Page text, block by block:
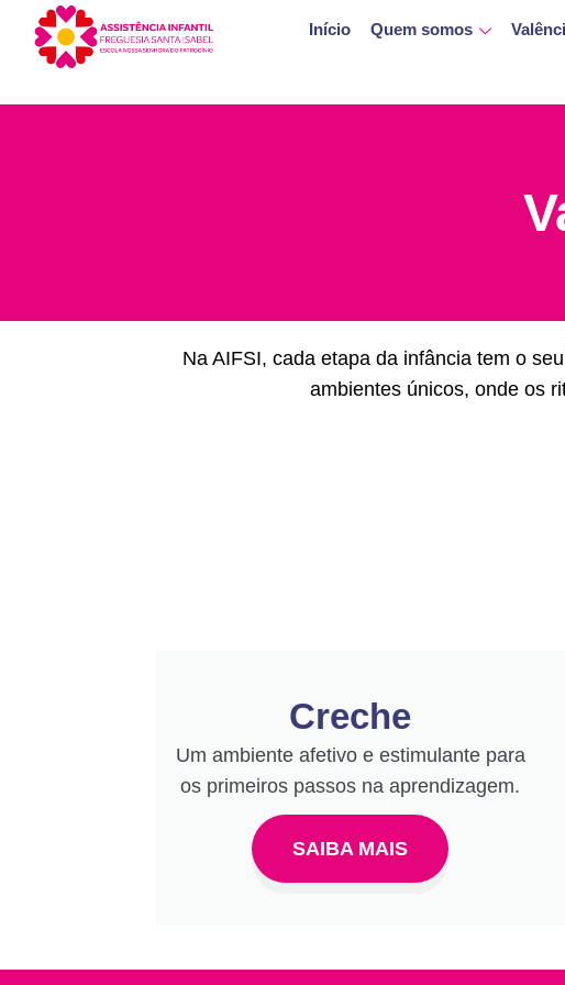
Início Quem somos
Na AIFSI, cada etapa da infância tem o
ambientes únicos, onde os
Creche
Um ambiente afetivo e estimulante para
os primeiros passos na aprendizagem.
SAIBA MAIS